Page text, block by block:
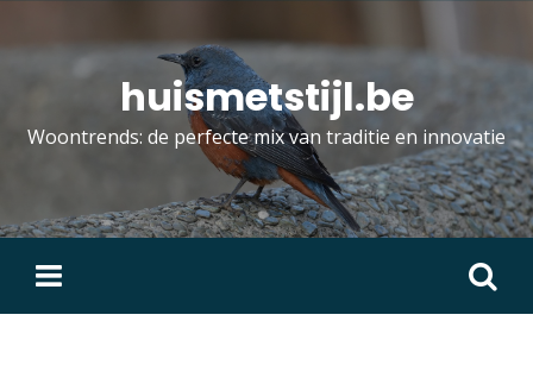
to
huismetstijl.be
Woontrends: de perfecte mix van traditie en innovatie
Zoeken
naar: